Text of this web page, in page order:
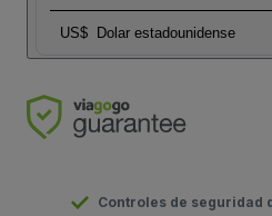
US$ Dolar estadounidense
Controles de seguridad